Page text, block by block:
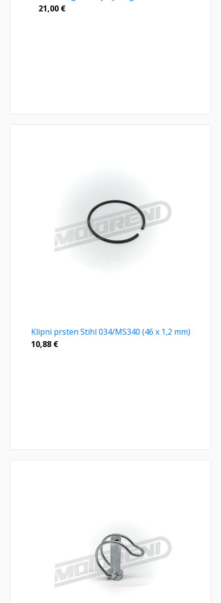
21,00 €
Klipni prsten Stihl 034/MS340 (46 x 1,2 mm)
10,88 €